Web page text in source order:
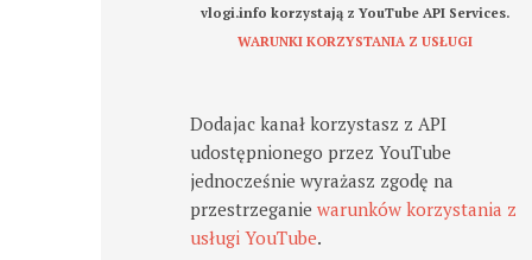
vlogi.info korzystają z YouTube API Services.
WARUNKI KORZYSTANIA Z USŁUGI
Dodajac kanał korzystasz z API
udostępnionego przez YouTube
jednocześnie wyrażasz zgodę na
przestrzeganiewarunków korzystania z
usługi YouTube.